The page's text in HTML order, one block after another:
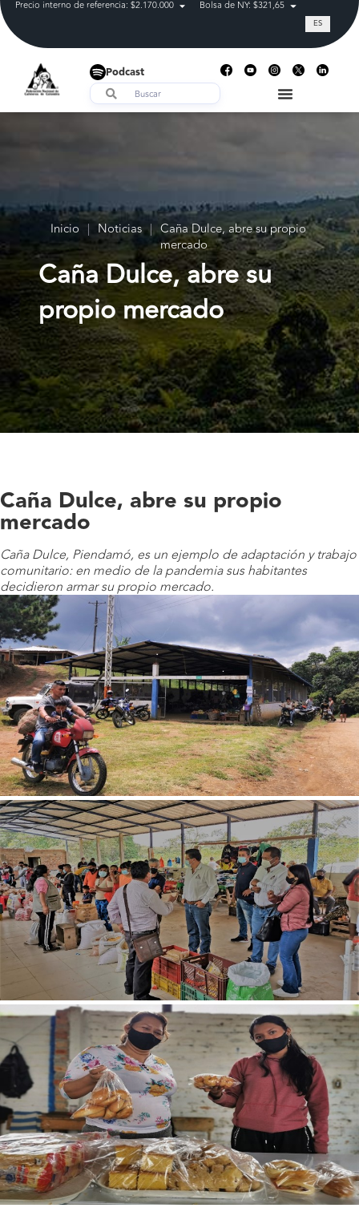
Precio interno de referencia: $2.170.000 Bolsa de NY: $321,65 Tasa de
ES
Podcast
Inicio | Noticias | Caña Dulce, abre su propio
mercado
Caña Dulce, abre su
propio mercado
Caña Dulce, abre su propio
mercado
Caña Dulce, Piendamó, es un ejemplo de adaptación y trabajo
comunitario: en medio de la pandemia sus habitantes
decidieron armar su propio mercado.